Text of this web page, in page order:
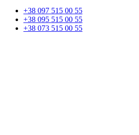
+38 097 515 00 55
+38 095 515 00 55
+38 073 515 00 55